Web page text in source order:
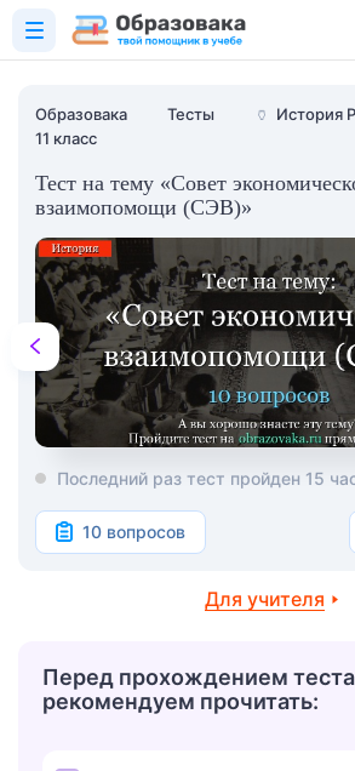
Образовака Тесты 🏺
История
11 класс
Тест на тему «Совет
взаимопомощи (СЭВ)»
Последний раз тест пройден 15
10 вопросов
Для учителя
Перед прохождением теста
рекомендуем прочитать: